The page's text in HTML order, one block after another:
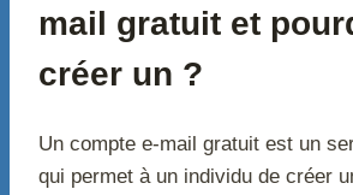
mail gratuit et
créer un ?
Un compte e-mail gratuit est un
qui permet à un individu de créer